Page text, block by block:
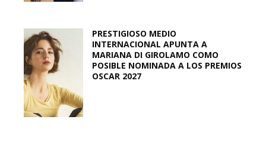
PRESTIGIOSO MEDIO
INTERNACIONAL APUNTA A
MARIANA DI GIROLAMO COMO
POSIBLE NOMINADA A LOS PREMIOS
OSCAR 2027